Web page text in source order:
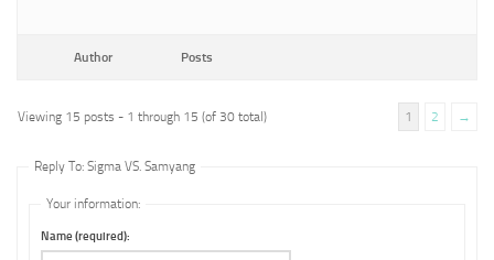
Author Posts
Viewing 15 posts - 1 through 15 (of 30 total) 1 2 →
Reply To: Sigma VS. Samyang
Your information:
Name (required):